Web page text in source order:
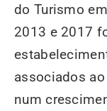
do Turismo
2013 e 2017
associados
num